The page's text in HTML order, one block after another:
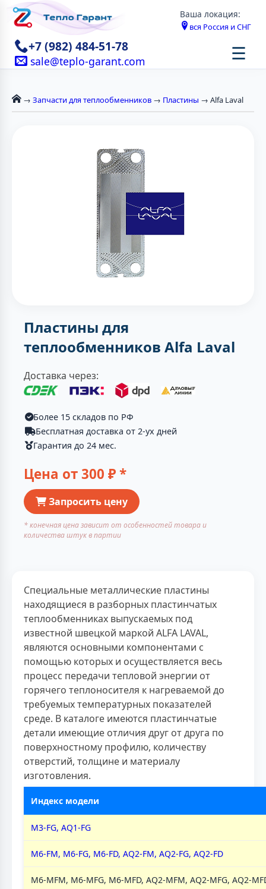
Ваша локация:
вся Россия и СНГ
+7 (982) 484-51-78
sale@teplo-garant.com ☰
→ Запчасти для теплообменников → Пластины → Alfa Laval
Пластины для
теплообменников Alfa Laval
Доставка через:
Более 15 складов по РФ
Бесплатная доставка от 2-ух дней
Гарантия до 24 мес.
Цена от300 ₽ *
Запросить цену
* конечная цена зависит от особенностей товара и
количества штук в партии
Специальные металлические пластины
находящиеся в разборных пластинчатых
теплообменниках выпускаемых под
известной швецкой маркой ALFA LAVAL,
являются основными компонентами с
помощью которых и осуществляется весь
процесс передачи тепловой энергии от
горячего теплоносителя к нагреваемой до
требуемых температурных показателей
среде. В каталоге имеются пластинчатые
детали имеющие отличия друг от друга по
поверхностному профилю, количеству
отверстий, толщине и материалу
изготовления.
Индекс модели
M3-FG, AQ1-FG
M6-FM, M6-FG, M6-FD, AQ2-FM, AQ2-FG, AQ2-FD
M6-MFM, M6-MFG, M6-MFD, AQ2-MFM, AQ2-MFG, AQ2-